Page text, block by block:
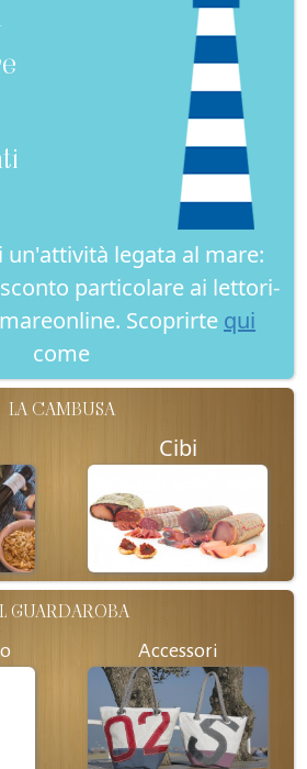
un'attività legata al mare:
particolare ai lettori-
Scoprirte qui
come
LA CAMBUSA
Cibi
GUARDAROBA
Accessori